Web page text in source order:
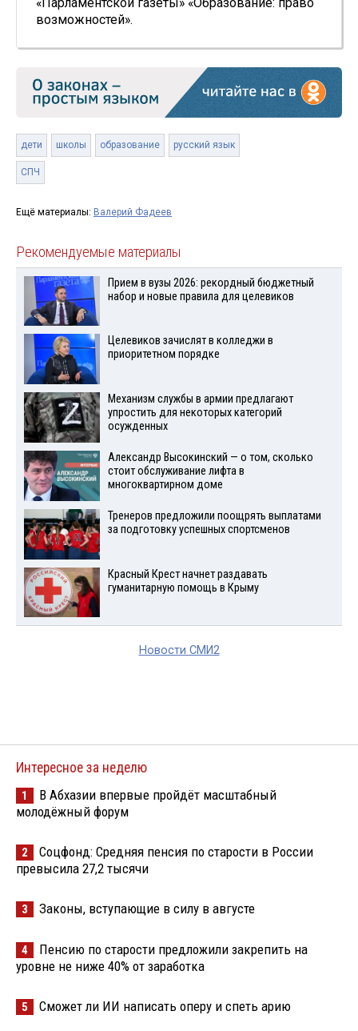
возможностей».
дети школы образование русский язык
СПЧ
Ещё материалы: Валерий Фадеев
Рекомендуемые материалы
Прием в вузы 2026: рекордный бюджетный
набор и новые правила для целевиков
Целевиков зачислят в колледжи в
приоритетном порядке
Механизм службы в армии предлагают
упростить для некоторых категорий
осужденных
Александр Высокинский — о том, сколько
стоит обслуживание лифта в
многоквартирном доме
Тренеров предложили поощрять выплатами
за подготовку успешных спортсменов
Красный Крест начнет раздавать
гуманитарную помощь в Крыму
Новости СМИ2
Интересное за неделю
1
В Абхазии впервые пройдёт масштабный
молодёжный форум
2
Соцфонд: Средняя пенсия по старости в России
превысила 27,2 тысячи
3 Законы, вступающие в силу в августе
4
Пенсию по старости предложили закрепить на
уровне не ниже 40% от заработка
5 Сможет ли ИИ написать оперу и спеть арию